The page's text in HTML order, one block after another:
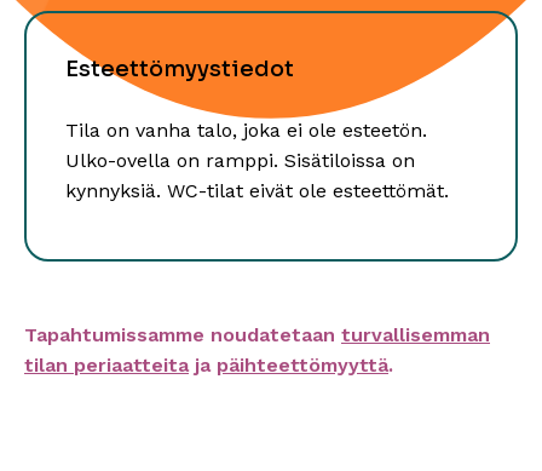
Esteettömyystiedot
Tila on vanha talo, joka ei ole esteetön.
Ulko-ovella on ramppi. Sisätiloissa on
kynnyksiä. WC-tilat eivät ole esteettömät.
Tapahtumissamme noudatetaan turvallisemman
tilan periaatteitaja päihteettömyyttä.